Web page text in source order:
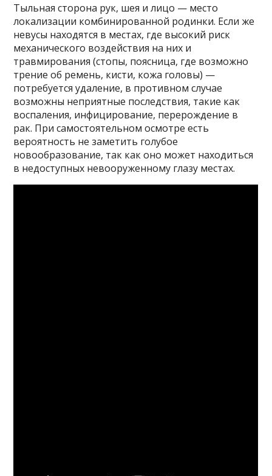
Тыльная сторона рук, шея и лицо — место
локализации комбинированной родинки. Если же
невусы находятся в местах, где высокий риск
механического воздействия на них и
травмирования (стопы, поясница, где возможно
трение об ремень, кисти, кожа головы) —
потребуется удаление, в противном случае
возможны неприятные последствия, такие как
воспаления, инфицирование, перерождение в
рак. При самостоятельном осмотре есть
вероятность не заметить голубое
новообразование, так как оно может находиться
в недоступных невооруженному глазу местах.